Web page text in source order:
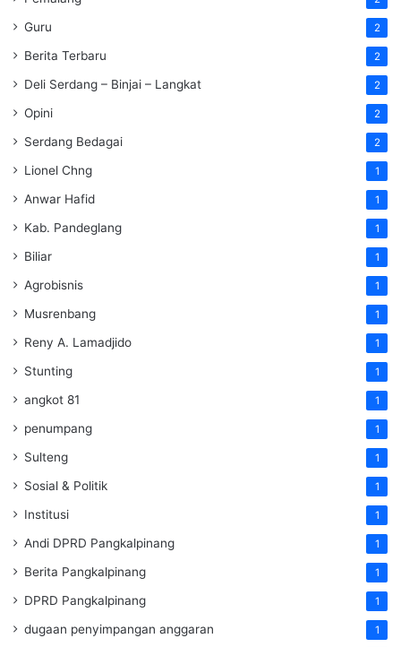
Guru 2
Berita Terbaru 2
Deli Serdang – Binjai – Langkat 2
Opini 2
Serdang Bedagai 2
Lionel Chng 1
Anwar Hafid 1
Kab. Pandeglang 1
Biliar 1
Agrobisnis 1
Musrenbang 1
Reny A. Lamadjido 1
Stunting 1
angkot 81 1
penumpang 1
Sulteng 1
Sosial & Politik 1
Institusi 1
Andi DPRD Pangkalpinang 1
Berita Pangkalpinang 1
DPRD Pangkalpinang 1
dugaan penyimpangan anggaran 1